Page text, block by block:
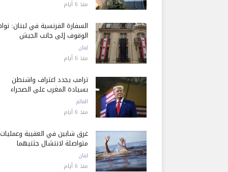
منذ 6 أيام
السفارة الفرنسية في لبنان:
الوقوف إلى جانب الجيش
لبنان
منذ 6 أيام
ترامب يجدد اعتراف واشنطن
بسيادة المغرب على الصحراء
العالم
منذ 6 أيام
غرق شابين في العقيبة وعمليات
متواصلة لانتشال جثتيهما
لبنان
منذ 6 أيام